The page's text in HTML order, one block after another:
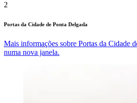
2
Portas da Cidade de Ponta Delgada
Mais informações sobre Portas da Cidade
numa nova janela.